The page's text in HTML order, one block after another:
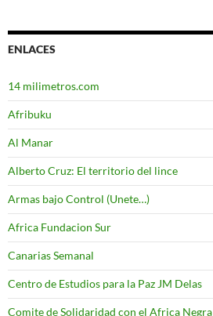
ENLACES
14 milimetros.com
Afribuku
Al Manar
Alberto Cruz: El territorio del lince
Armas bajo Control (Unete…)
Africa Fundacion Sur
Canarias Semanal
Centro de Estudios para la Paz JM Delas
Comite de Solidaridad con el Africa Negra